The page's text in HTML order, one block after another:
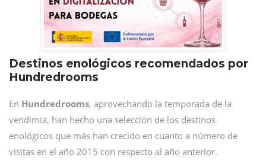
Destinos enológicos recomendados por
Hundredrooms
En Hundredrooms, aprovechando la temporada de la
vendimia, han hecho una selección de los destinos
enológicos que más han crecido en cuanto a número de
visitas en el año 2015 con respecto al año anterior.